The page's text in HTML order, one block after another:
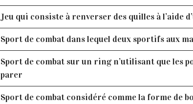
Jeu qui consiste à renverser des quilles à l’aide
Sport de combat dans lequel deux sportifs aux
Sport de combat sur un ring n’utilisant que les
parer
Sport de combat considéré comme la forme de